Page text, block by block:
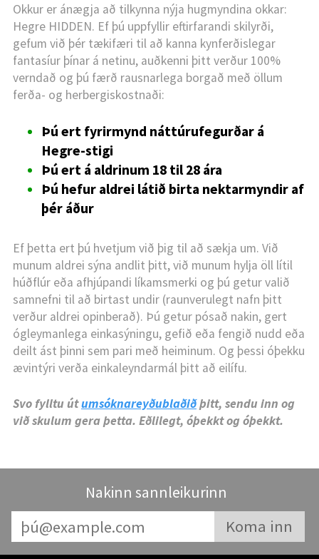
TUNGUMÁL:
ENGLISH
DANSK DEUTSCH
ESPAÑOL
LATVIEŠU
LIETUVIŲ
NEDERLANDS
NORSK
POLSKI
PORTUGUÊS
SUOMI
हिन्दी
中文
日本語
한국어
Okkur er ánægja að tilkynna nýja hugmyndina okkar:
Hegre HIDDEN. Ef þú uppfyllir eftirfarandi skilyrði,
gefum við þér tækifæri til að kanna kynferðislegar
fantasíur þínar á netinu, auðkenni þitt verður 100%
verndað og þú færð rausnarlega borgað með öllum
ferða- og herbergiskostnaði:
Þú ert fyrirmynd náttúrufegurðar á
Hegre-stigi
Þú ert á aldrinum 18 til 28 ára
Þú hefur aldrei látið birta nektarmyndir af
þér áður
Ef þetta ert þú hvetjum við þig til að sækja um. Við
munum aldrei sýna andlit þitt, við munum hylja öll lítil
húðflúr eða afhjúpandi líkamsmerki og þú getur valið
samnefni til að birtast undir (raunverulegt nafn þitt
verður aldrei opinberað). Þú getur pósað nakin, gert
ógleymanlega einkasýningu, gefið eða fengið nudd eða
deilt ást þinni sem pari með heiminum. Og þessi óþekku
ævintýri verða einkaleyndarmál þitt að eilífu.
Svo fylltu útumsóknareyðublaðiðþitt, sendu inn og
við skulum gera þetta. Eðlilegt, óþekkt og óþekkt.
Nakinn sannleikurinn